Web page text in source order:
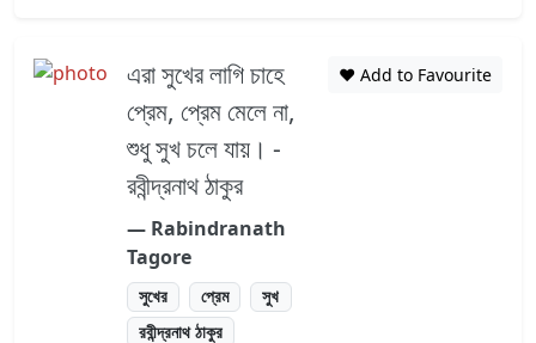
এরা সুখের লাগি চাহে
প্রেম, প্রেম মেলে না,
শুধু সুখ চলে যায়। -
রবীন্দ্রনাথ ঠাকুর
― Rabindranath
Tagore
সুখের প্রেম
সুখ
রবীন্দ্রনাথ ঠাকুর
❤️ Add to Favourite